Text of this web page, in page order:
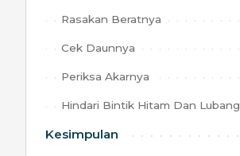
Rasakan Beratnya
Cek Daunnya
Periksa Akarnya
Hindari Bintik Hitam Dan Lubang
Kesimpulan